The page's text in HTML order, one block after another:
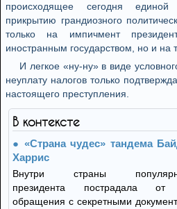
происходящее сегодня
прикрытию грандиозного
только на импичмент
иностранным государством, но и на
И легкое «ну-ну» в виде
неуплату налогов только
настоящего преступления.
В контексте
«Страна чудес» тандема
Харрис
Внутри страны
президента пострадала от
обращения с секретными